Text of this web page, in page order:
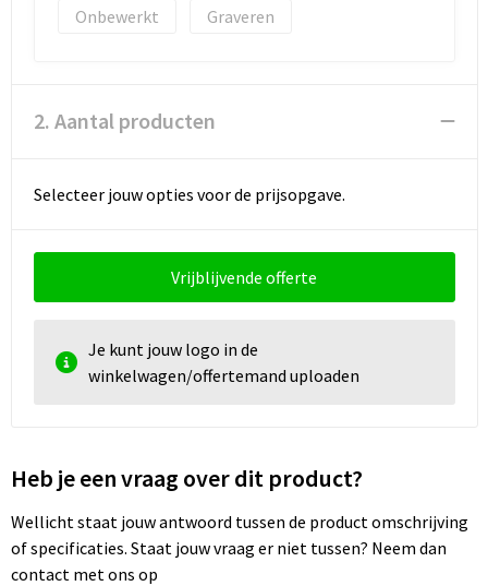
Toilettassen
Onbewerkt
Graveren
2. Aantal producten
Selecteer jouw opties voor de prijsopgave.
Vrijblijvende offerte
Je kunt jouw logo in de
winkelwagen/offertemand uploaden
Heb je een vraag over dit product?
Wellicht staat jouw antwoord tussen de product omschrijving
of specificaties. Staat jouw vraag er niet tussen? Neem dan
contact met ons op